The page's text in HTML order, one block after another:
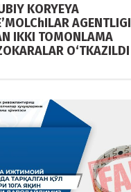
KORYEYA
AGENTLIGI
IKKI TOMONLAMA
O‘TKAZILDI